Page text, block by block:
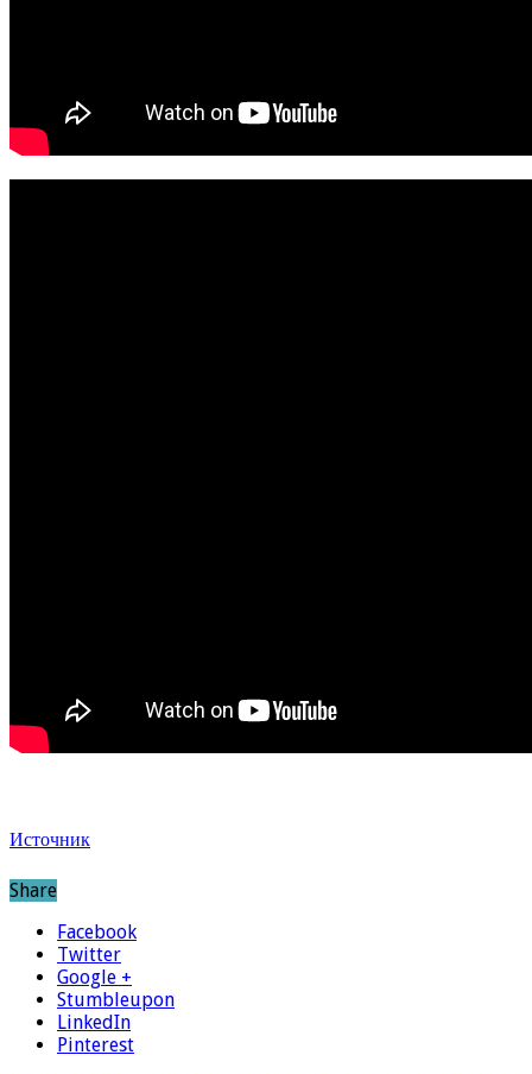
Источник
Share
Facebook
Twitter
Google +
Stumbleupon
LinkedIn
Pinterest